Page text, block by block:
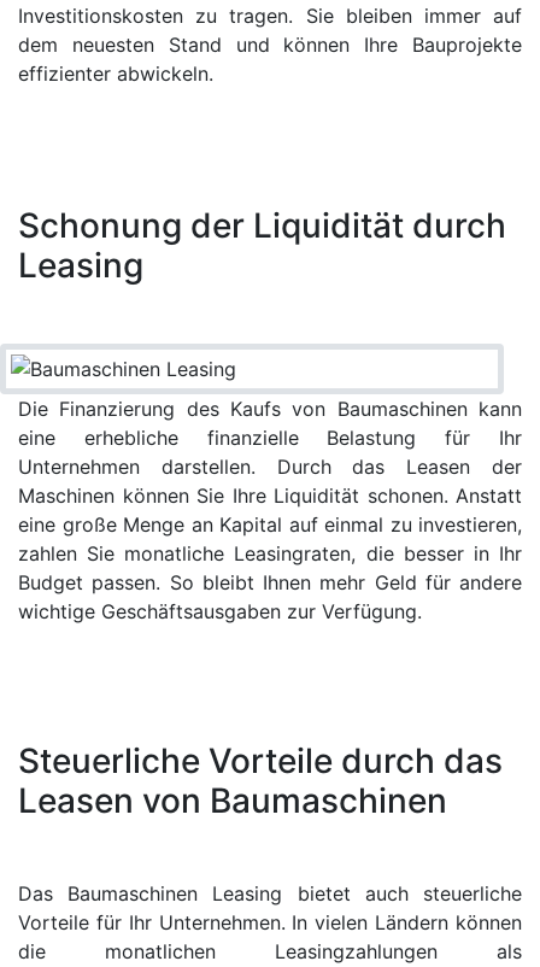
Investitionskosten zu tragen. Sie bleiben immer auf
dem neuesten Stand und können Ihre Bauprojekte
effizienter abwickeln.
Schonung der Liquidität durch
Leasing
Die Finanzierung des Kaufs von Baumaschinen kann
eine erhebliche finanzielle Belastung für Ihr
Unternehmen darstellen. Durch das Leasen der
Maschinen können Sie Ihre Liquidität schonen. Anstatt
eine große Menge an Kapital auf einmal zu investieren,
zahlen Sie monatliche Leasingraten, die besser in Ihr
Budget passen. So bleibt Ihnen mehr Geld für andere
wichtige Geschäftsausgaben zur Verfügung.
Steuerliche Vorteile durch das
Leasen von Baumaschinen
Das Baumaschinen Leasing bietet auch steuerliche
Vorteile für Ihr Unternehmen. In vielen Ländern können
die monatlichen Leasingzahlungen als